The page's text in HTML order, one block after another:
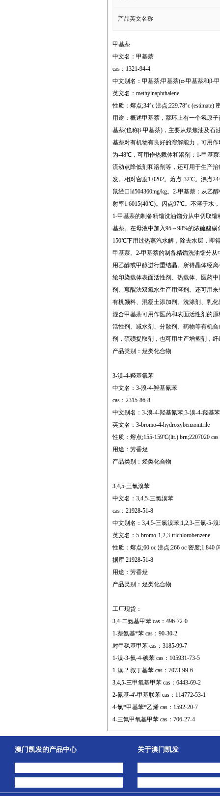
产品英文名称
甲基萘
中文名：甲基萘
cas：1321-94-4
中文别名：甲基萘;甲基萘(α-甲基萘和β-
英文名：methylnaphthalene
性质：熔点;34°c 沸点;229.78°c (estimate)
用途：概述甲基萘，萘环上有一个氢原
基萘(也称β-甲基萘)，主要从煤焦油及石
基萘对有机物有良好的溶解能力，可用
为-48℃，可用作热载体和溶剂；1-甲基
流动点降低剂和溶剂等，还可用于生产
发。相对密度1.0202。熔点-32℃。沸点
鼠经口ld504360mg/kg。2-甲基萘：从乙
射率1.6015(40℃)。闪点97℃。不溶于水
1-甲基萘的制备精馏洗油馏分从中切取
基萘。在母液中加入95～98%的浓硫酸
150℃下用过热蒸汽水解，除去水层，即
甲基萘。2-甲基萘的制备精馏洗油馏分
用乙醇或甲醇进行重结晶。所得晶体经
纶印染载体表面活性剂、热载体、医药
剂、蒽醌法双氧水生产用溶剂。还可用
有机颜料、混凝土添加剂、洗涤剂、乳
混合甲基萘可用作医药和表面活性剂的
活性剂、减水剂、分散剂、药物等有机
剂，硫磺提取剂，也可用生产增塑剂，
产品类别：烃类化合物
3-溴-4-羟基氰苯
中文名：3-溴-4-羟基氰苯
cas：2315-86-8
中文别名：3-溴-4-羟基氰苯;3-溴-4-羟基
英文名：3-bromo-4-hydroxybenzonitrile
性质：熔点;155-159℃(lit.) brn;2207020 cas
用途：芳香烃
产品类别：烃类化合物
3,4,5-三氯溴苯
中文名：3,4,5-三氯溴苯
cas：21928-51-8
中文别名：3,4,5-三氯溴苯;1,2,3-三氯-5-
英文名：5-bromo-1,2,3-trichlorobenzene
性质：熔点;60 oc 沸点;266 oc 密度;1.840
据库 21928-51-8
用途：芳香烃
产品类别：烃类化合物
工厂现货：
3,4-二氨基甲苯 cas：496-72-0
1-萘氨基*苯 cas：90-30-2
对甲砜基甲苯 cas：3185-99-7
1-溴-3-氟-4-碘苯 cas：105931-73-5
1-溴-2-叔丁基苯 cas：7073-99-6
3,4,5-三甲氧基甲苯 cas：6443-69-2
2-氰基-4'-甲基联苯 cas：114772-53-1
4-氯*甲基苯*乙烯 cas：1592-20-7
4-三氟甲氧基甲苯 cas：706-27-4
澳门凯发的产品中心 关于澳门凯发